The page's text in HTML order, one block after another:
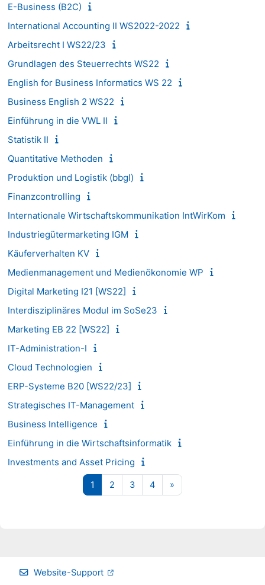
E-Business (B2C)
International Accounting II WS2022-2022
Arbeitsrecht I WS22/23
Grundlagen des Steuerrechts WS22
English for Business Informatics WS 22
Business English 2 WS22
Einführung in die VWL II
Statistik II
Quantitative Methoden
Produktion und Logistik (bbgl)
Finanzcontrolling
Internationale Wirtschaftskommunikation IntWirKom
Industriegütermarketing IGM
Käuferverhalten KV
Medienmanagement und Medienökonomie WP
Digital Marketing I21 [WS22]
Interdisziplinäres Modul im SoSe23
Marketing EB 22 [WS22]
IT-Administration-I
Cloud Technologien
ERP-Systeme B20 [WS22/23]
Strategisches IT-Management
Business Intelligence
Einführung in die Wirtschaftsinformatik
Investments and Asset Pricing
1 Seite 1
2 Seite 2
3Seite 3
4Seite 4
»
Website-Support